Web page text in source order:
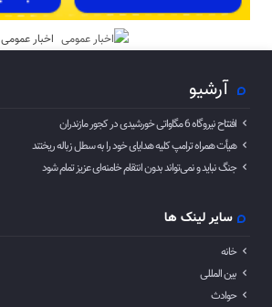
اخبار عمومی
آرشیو
افتتاح نیروگاه 6 مگاواتی خورشیدی در کجور مازندران
هیأت همراه ترامپ کلیه هدایای خود را به سطل زباله ریختند
جنگ نباید و نمی‌تواند بدون انتقام خامنه‌ای عزیز تمام شود
سایر لینک ها
خانه
بین المللی
حوادث